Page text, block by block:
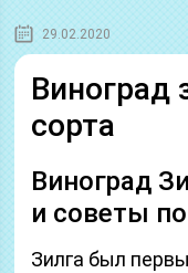
29.02.2020
Виноград
сорта
Виноград
и советы
Зилга был